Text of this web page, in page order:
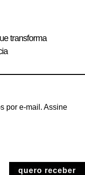
transforma
quero receber